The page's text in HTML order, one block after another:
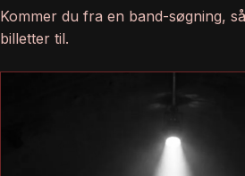
Kommer du fra en band-søgning,
billetter til.